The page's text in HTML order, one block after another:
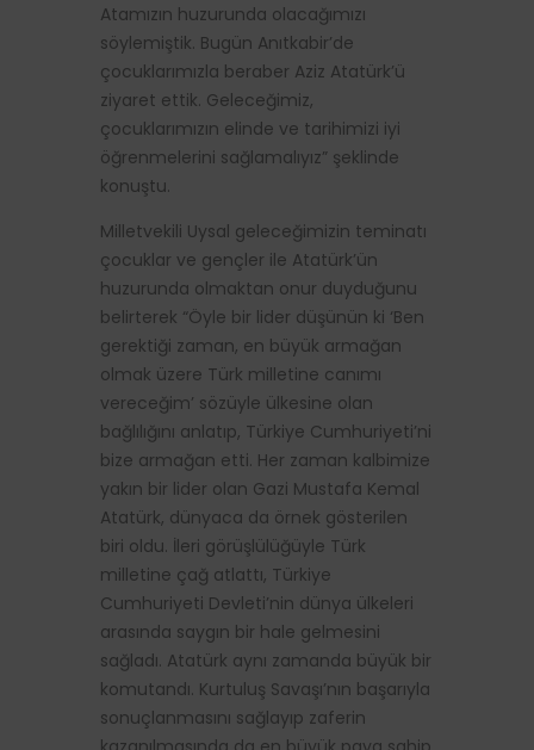
Atamızın huzurunda olacağımızı
söylemiştik. Bugün Anıtkabir’de
çocuklarımızla beraber Aziz Atatürk’ü
ziyaret ettik. Geleceğimiz,
çocuklarımızın elinde ve tarihimizi iyi
öğrenmelerini sağlamalıyız” şeklinde
konuştu.
Milletvekili Uysal geleceğimizin teminatı
çocuklar ve gençler ile Atatürk’ün
huzurunda olmaktan onur duyduğunu
belirterek “Öyle bir lider düşünün ki ‘Ben
gerektiği zaman, en büyük armağan
olmak üzere Türk milletine canımı
vereceğim’ sözüyle ülkesine olan
bağlılığını anlatıp, Türkiye Cumhuriyeti’ni
bize armağan etti. Her zaman kalbimize
yakın bir lider olan Gazi Mustafa Kemal
Atatürk, dünyaca da örnek gösterilen
biri oldu. İleri görüşlülüğüyle Türk
milletine çağ atlattı, Türkiye
Cumhuriyeti Devleti’nin dünya ülkeleri
arasında saygın bir hale gelmesini
sağladı. Atatürk aynı zamanda büyük bir
komutandı. Kurtuluş Savaşı’nın başarıyla
sonuçlanmasını sağlayıp zaferin